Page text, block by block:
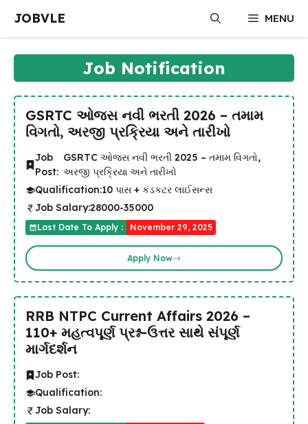
content
JOBVLE MENU
Job Notification
GSRTC ઓજસ નવી ભરતી 2026 – તમામ
વિગતો, અરજી પ્રક્રિયા અને તારીખો
Job
Post:
GSRTC ઓજસ નવી ભરતી 2025 – તમામ વિગતો,
અરજી પ્રક્રિયા અને તારીખો
Qualification:10 પાસ + કંડકટર લાઈસન્સ
Job Salary:28000-35000
Last Date To Apply : November 29, 2025
Apply Now
RRB NTPC Current Affairs 2026 –
110+ મહત્વપૂર્ણ પ્રશ્ન-ઉત્તર સાથે સંપૂર્ણ
માર્ગદર્શન
Job Post:
Qualification:
Job Salary: